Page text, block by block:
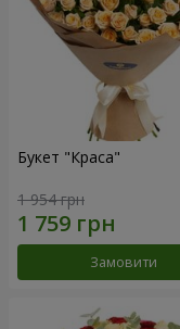
Букет "Краса"
1 954 грн
Замовити